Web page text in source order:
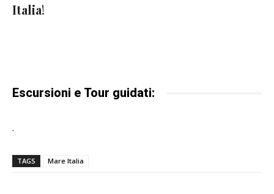
Italia!
Escursioni e Tour guidati:
.
TAGS Mare Italia